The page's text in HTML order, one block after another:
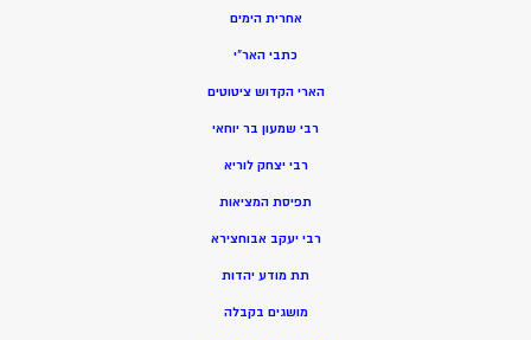
אחרית הימים
כתבי האר”י
הארי הקדוש ציטוטים
רבי שמעון בר יוחאי
רבי יצחק לוריא
תפיסת המציאות
רבי יעקב אבוחצירא
תת מודע יהדות
מושגים בקבלה